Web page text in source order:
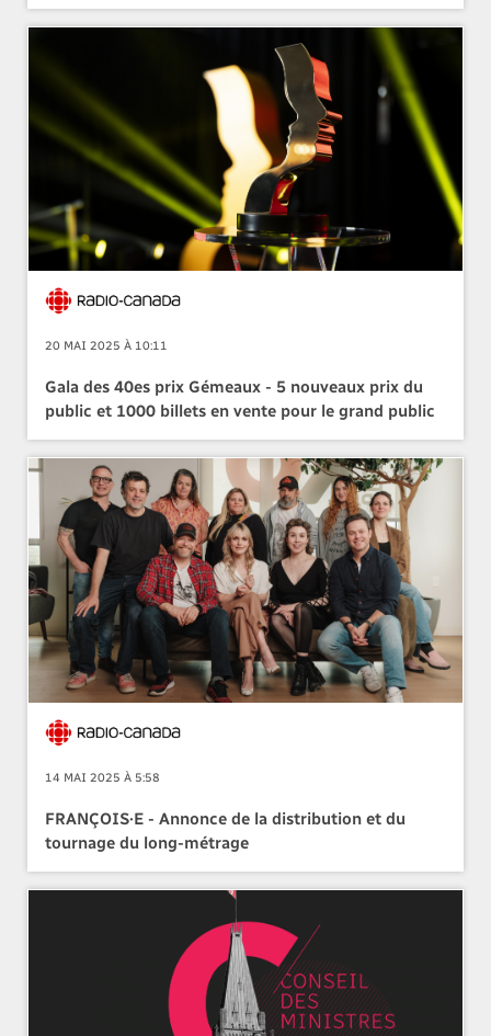
20 MAI 2025 À 10:11
Gala des 40es prix Gémeaux - 5 nouveaux prix du
public et 1000 billets en vente pour le grand public
14 MAI 2025 À 5:58
FRANÇOIS·E - Annonce de la distribution et du
tournage du long-métrage